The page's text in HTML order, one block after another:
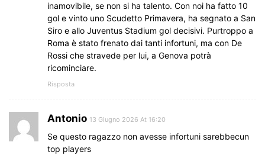
inamovibile, se non si ha talento. Con noi ha fatto 10
gol e vinto uno Scudetto Primavera, ha segnato a San
Siro e allo Juventus Stadium gol decisivi. Purtroppo a
Roma è stato frenato dai tanti infortuni, ma con De
Rossi che stravede per lui, a Genova potrà
ricominciare.
Risposta
Antonio 13 Giugno 2026 At 16:20
Se questo ragazzo non avesse infortuni sarebbecun
top players